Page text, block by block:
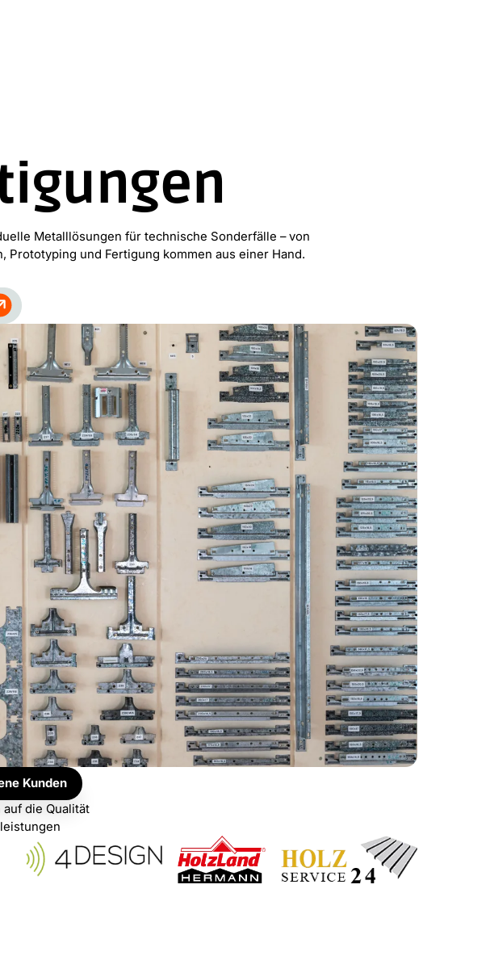
Metalllösungen für technische Sonderfälle – von
und Fertigung kommen aus einer Hand.
Kunden
die Qualität